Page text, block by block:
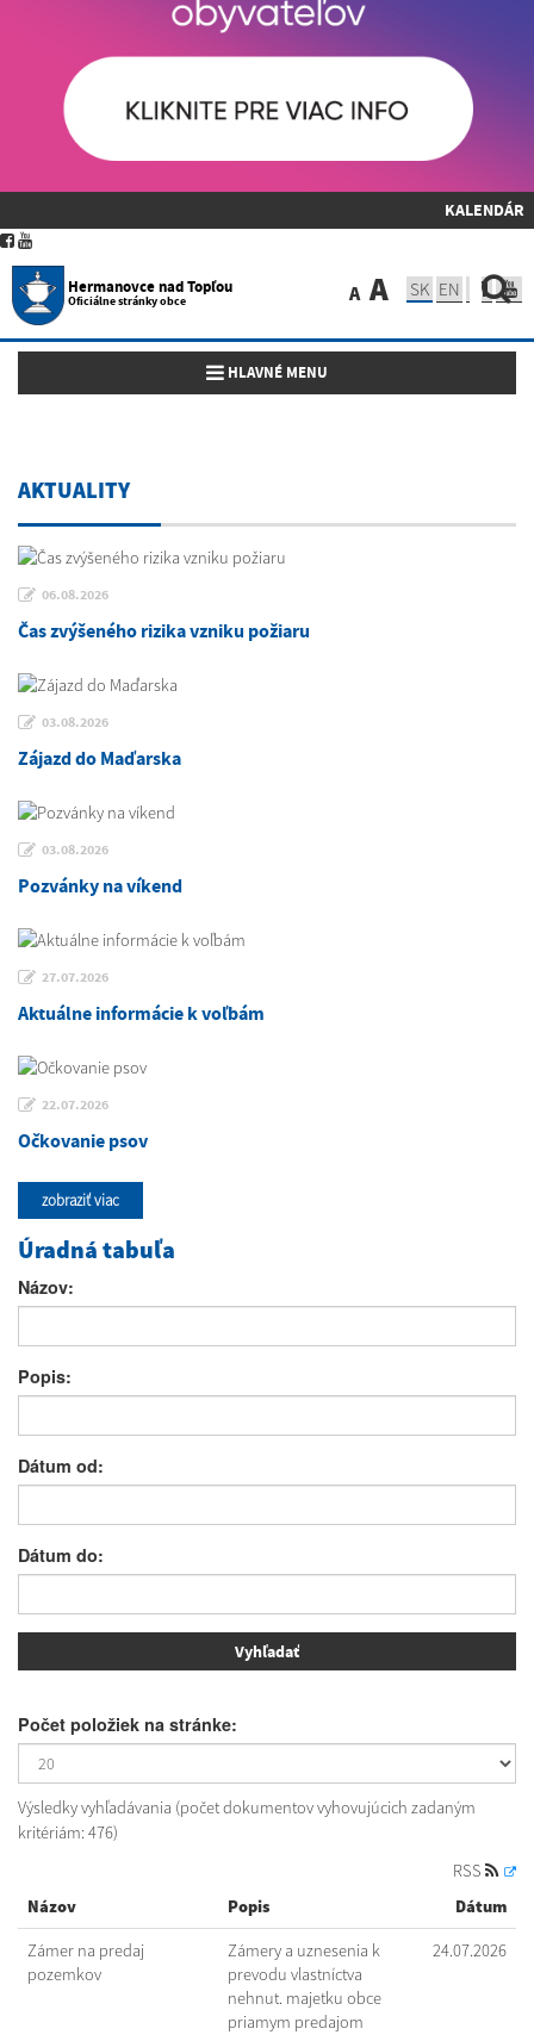
KALENDÁR
Hermanovce nad Topľou
Oficiálne stránky obce A A SK EN
Toggle navigation
HLAVNÉ MENU
AKTUALITY
06.08.2026
Čas zvýšeného rizika vzniku požiaru
03.08.2026
Zájazd do Maďarska
03.08.2026
Pozvánky na víkend
27.07.2026
Aktuálne informácie k voľbám
22.07.2026
Očkovanie psov
zobraziť viac
Úradná tabuľa
Názov:
Popis:
Dátum od:
Dátum do:
Počet položiek na stránke:
Výsledky vyhľadávania (počet dokumentov vyhovujúcich zadaným
kritériám: 476)
RSS
Názov
Popis Dátum
Zámer na predaj
pozemkov
Zámery a uznesenia k
prevodu vlastníctva
nehnut. majetku obce
priamym predajom
24.07.2026